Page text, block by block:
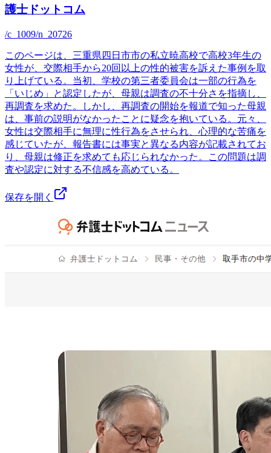
護士ドットコム
/c_1009/n_20726
このページは、三重県四日市市の私立暁高校で高校3年生の
女性が、交際相手から20回以上の性的被害を訴えた事例を取
り上げている。当初、学校の第三者委員会は一部の行為を
「いじめ」と認定したが、母親は調査の不十分さを指摘し、
再調査を求めた。しかし、再調査の開始を報道で知った母親
は、事前の説明がなかったことに疑念を抱いている。元々、
女性は交際相手に無理に性行為をさせられ、心理的な苦痛を
感じていたが、報告書には事実と異なる内容が記載されてお
り、母親は修正を求めても応じられなかった。この問題は調
査や認定に対する不信感を高めている。
保存を開く